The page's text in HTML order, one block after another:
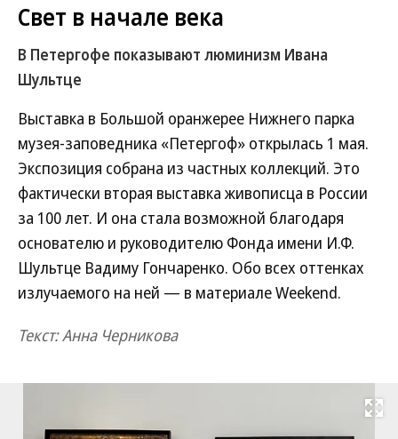
Свет в начале века
В Петергофе показывают люминизм Ивана
Шультце
Выставка в Большой оранжерее Нижнего парка
музея-заповедника «Петергоф» открылась 1 мая.
Экспозиция собрана из частных коллекций. Это
фактически вторая выставка живописца в России
за 100 лет. И она стала возможной благодаря
основателю и руководителю Фонда имени И.Ф.
Шультце Вадиму Гончаренко. Обо всех оттенках
излучаемого на ней — в материале Weekend.
Текст: Анна Черникова
Развернуть